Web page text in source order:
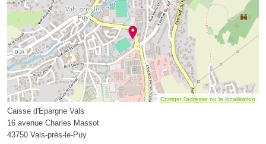
Corriger l’adresse ou la localisation
Caisse d'Epargne Vals
16 avenue Charles Massot
43750 Vals-près-le-Puy